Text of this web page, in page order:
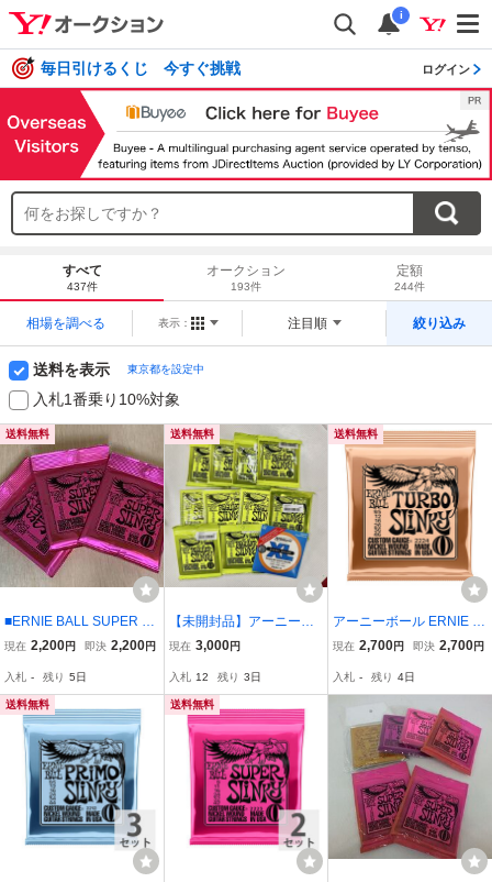
i
毎日引けるくじ 今すぐ挑戦 ログイン
すべて
437件
オークション
193件
定額
244件
相場を調べる 表示： 注目順 絞り込み
送料を表示 東京都を設定中
入札1番乗り10%対象
送料無料
■ERNIE BALL SUPER SL
INKY 2223 09-42■3セッ
用品■
現在 2,200円 即決 2,200円
入札 - 残り 5日
送料無料
【未開封品】アーニーボ
ール レギュラースリンキ
0セット 、ダダリオ XL 0
10-046 1セット まとめ11
点セット
現在 3,000円
入札 12 残り 3日
送料無料
アーニーボール ERNIE B
ALL 2224 Turbo Slinky Ni
r Strings 095-46 Gauge
現在 2,700円 即決 2,700円
入札 - 残り 4日
送料無料 送料無料